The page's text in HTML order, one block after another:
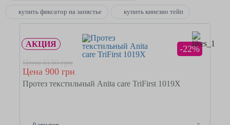
купить фиксатор на запястье купить кинезио тейп
-22%
АКЦИЯ
Цена 1150 грн
Цена 900 грн
Протез текстильный Anita care TriFirst 1019X